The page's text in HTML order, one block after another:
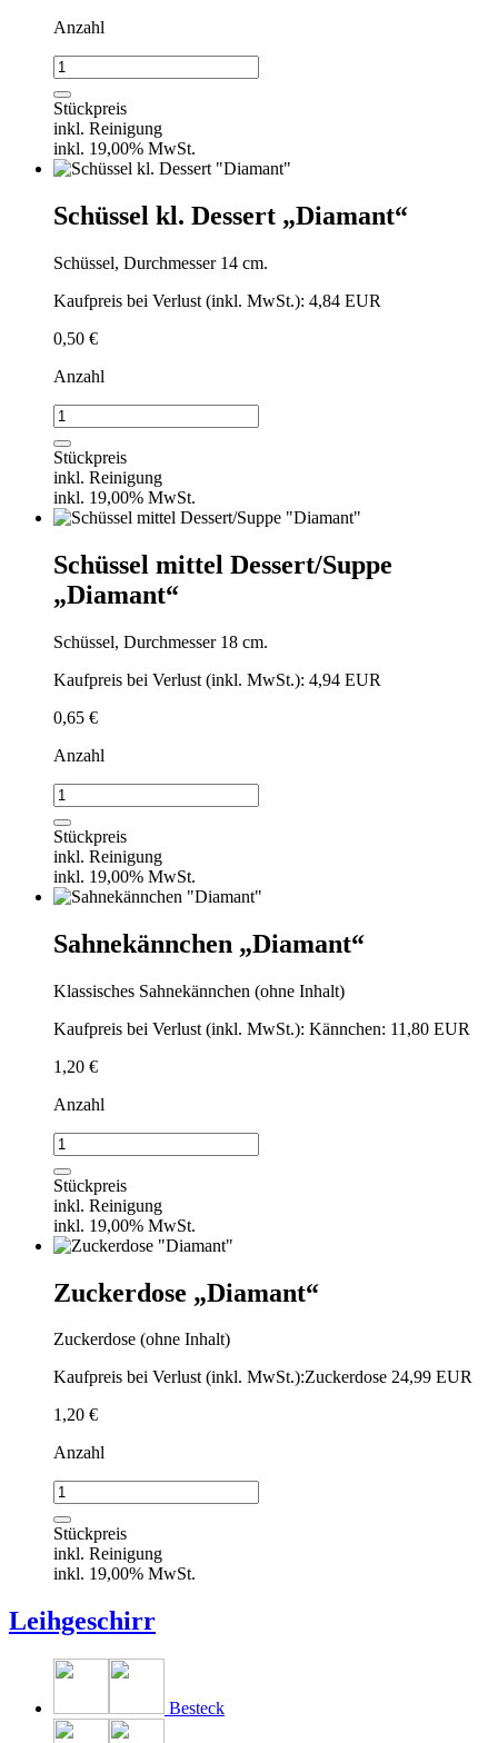
Anzahl
Schüssel
"Diamant"
Menge
Stückpreis
inkl. Reinigung
inkl. 19,00% MwSt.
Schüssel kl. Dessert „Diamant“
Schüssel, Durchmesser 14 cm.
Kaufpreis bei Verlust (inkl. MwSt.): 4,84 EUR
0,50 €
Anzahl
Schüssel
kl.
Dessert
"Diamant"
Menge
Stückpreis
inkl. Reinigung
inkl. 19,00% MwSt.
Schüssel mittel Dessert/Suppe
„Diamant“
Schüssel, Durchmesser 18 cm.
Kaufpreis bei Verlust (inkl. MwSt.): 4,94 EUR
0,65 €
Anzahl
Schüssel
mittel
Dessert/Suppe
"Diamant"
Menge
Stückpreis
inkl. Reinigung
inkl. 19,00% MwSt.
Sahnekännchen „Diamant“
Klassisches Sahnekännchen (ohne Inhalt)
Kaufpreis bei Verlust (inkl. MwSt.): Kännchen: 11,80 EUR
1,20 €
Anzahl
Sahnekännchen
"Diamant"
Menge
Stückpreis
inkl. Reinigung
inkl. 19,00% MwSt.
Zuckerdose „Diamant“
Zuckerdose (ohne Inhalt)
Kaufpreis bei Verlust (inkl. MwSt.):Zuckerdose 24,99 EUR
1,20 €
Anzahl
Zuckerdose
"Diamant"
Menge
Stückpreis
inkl. Reinigung
inkl. 19,00% MwSt.
Leihgeschirr
Besteck